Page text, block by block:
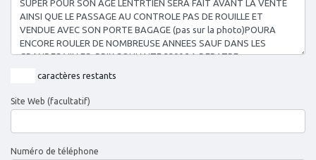
caractères restants
Site Web (facultatif)
Numéro de téléphone